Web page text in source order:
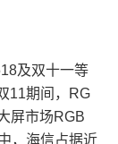
及双十一等
11期间，RG
屏市场RGB
，海信占据近